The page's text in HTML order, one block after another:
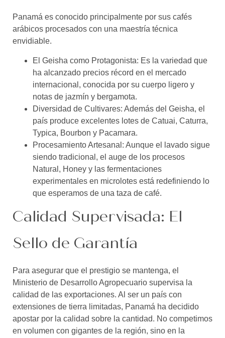
Panamá es conocido principalmente por sus cafés
arábicos procesados con una maestría técnica
envidiable.
El Geisha como Protagonista: Es la variedad que
ha alcanzado precios récord en el mercado
internacional, conocida por su cuerpo ligero y
notas de jazmín y bergamota.
Diversidad de Cultivares: Además del Geisha, el
país produce excelentes lotes de Catuai, Caturra,
Typica, Bourbon y Pacamara.
Procesamiento Artesanal: Aunque el lavado sigue
siendo tradicional, el auge de los procesos
Natural, Honey y las fermentaciones
experimentales en microlotes está redefiniendo lo
que esperamos de una taza de café.
Calidad Supervisada: El
Sello de Garantía
Para asegurar que el prestigio se mantenga, el
Ministerio de Desarrollo Agropecuario supervisa la
calidad de las exportaciones. Al ser un país con
extensiones de tierra limitadas, Panamá ha decidido
apostar por la calidad sobre la cantidad. No competimos
en volumen con gigantes de la región, sino en la